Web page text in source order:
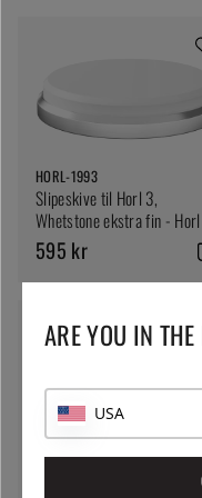
HORL-1993
Slipeskive til Horl 3,
Whetstone ekstra fin - Horl
595 kr
ARE YOU IN
USA